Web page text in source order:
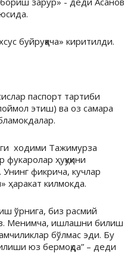
буйруққача» киритилди.
паспорт тартиби
этиш) ва оз самара
ходими Тажимурза
ҳуқуқини
фикрича, кучлар
ҳаракат килмокда.
ўрнига, биз расмий
Менимча, ишлашни билиш
бўлмас эди. Бу
юз бермоқда” – деди